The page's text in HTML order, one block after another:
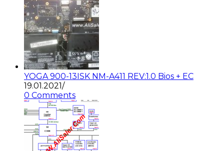
YOGA 900-13ISK NM-A411 REV:1.0 Bios + EC
19.01.2021/
0 Comments